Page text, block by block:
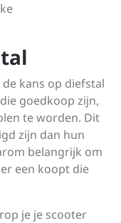
kans op diefstal
goedkoop zijn,
te worden. Dit
zijn dan hun
belangrijk om
een koopt die
je je scooter